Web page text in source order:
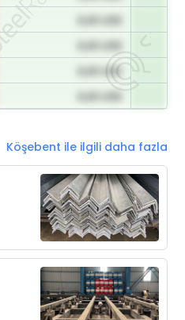
0,00 USD
Köşebent ile ilgili daha fazla